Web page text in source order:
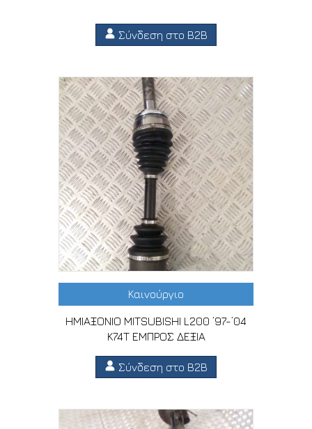
Σύνδεση στο B2B
Καινούργιο
ΗΜΙΑΞΟΝΙΟ MITSUBISHI L200 ’97-’04
K74T ΕΜΠΡΟΣ ΔΕΞΙΑ
Σύνδεση στο B2B